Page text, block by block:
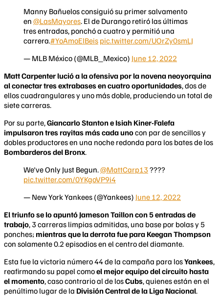
Manny Bañuelos consiguió su primer salvamento
en @LasMayores. El de Durango retiró las últimas
tres entradas, ponchó a cuatro y permitió una
carrera.#YoAmoElBeis pic.twitter.com/UOrZy0smLJ
— MLB México (@MLB_Mexico) June 12, 2022
Matt Carpenter lució a la ofensiva por la novena neoyorquina
al conectar tres extrabases en cuatro oportunidades, dos de
ellos cuadrangulares y uno más doble, produciendo un total de
siete carreras.
Por su parte,Giancarlo Stanton e Isiah Kiner-Falefa
impulsaron tres rayitas más cada unocon par de sencillos y
dobles productores en una noche redonda para los bates de los
Bombarderos del Bronx.
We've Only Just Begun.@MattCarp13 ????
pic.twitter.com/0YKgoVP9i4
— New York Yankees (@Yankees) June 12, 2022
El triunfo se lo apuntó Jameson Taillon con 5 entradas de
trabajo, 3 carreras limpias admitidas, una base por bolas y 5
ponches; mientras que la derrota fue para Keegan Thompson
con solamente 0.2 episodios en el centro del diamante.
Esta fue la victoria número 44 de la campaña para losYankees,
reafirmando su papel comoel mejorequipo del circuito hasta
el momento, caso contrario al de losCubs, quienes están en el
penúltimo lugar de la División Central de la Liga Nacional.